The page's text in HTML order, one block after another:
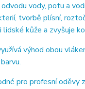
vody, potu a
tvorbě plísní,
lidské kůže a zvyšuje
výhod obou
pro profesní oděvy